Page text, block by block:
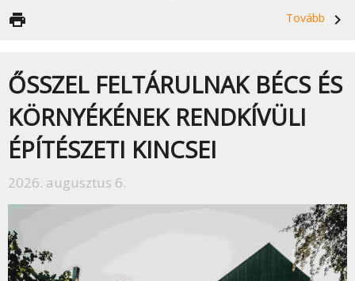
Tovább
navigate_next
print
ŐSSZEL FELTÁRULNAK BÉCS ÉS
KÖRNYÉKÉNEK RENDKÍVÜLI
ÉPÍTÉSZETI KINCSEI
2026. augusztus 6.